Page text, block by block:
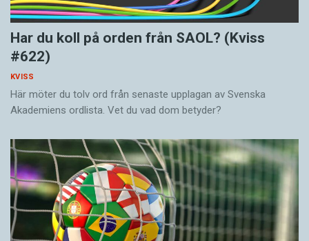
Har du koll på orden från SAOL? (Kviss
#622)
KVISS
Här möter du tolv ord från senaste upplagan av Svenska
Akademiens ordlista. Vet du vad dom betyder?